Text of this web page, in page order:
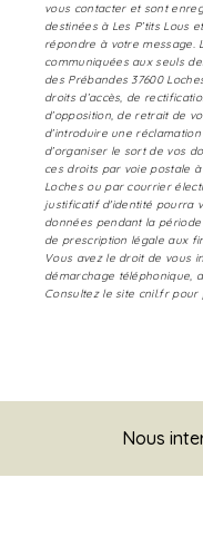
vous contacter et sont
destinées à Les P’tits Lous
répondre à votre message.
communiquées aux seuls
des Prébandes 37600
droits d’accès, de
d’opposition, de retrait de
d’introduire une
d’organiser le sort de vos
ces droits par voie postale
Loches ou par courrier
justificatif d'identité pourra
données pendant la
de prescription légale aux
Vous avez le droit de vous
démarchage téléphonique,
Consultez le site cnil.fr pour
Nous